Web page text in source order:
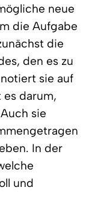
neue
die Aufgabe
die
den es zu
sie auf
darum,
sie
In der
und